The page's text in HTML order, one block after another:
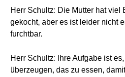
Herr Schultz: Die Mutter hat viel
gekocht, aber es ist leider nicht
furchtbar.
Herr Schultz: Ihre Aufgabe ist
überzeugen, das zu essen,